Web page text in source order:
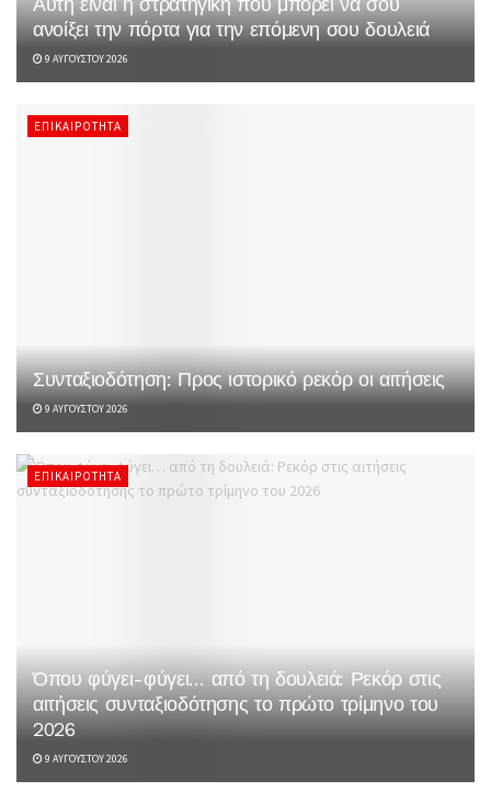
ανοίξει την πόρτα για την επόμενη σου δουλειά
9 ΑΥΓΟΎΣΤΟΥ 2026
ΕΠΙΚΑΙΡΌΤΗΤΑ
Συνταξιοδότηση: Προς ιστορικό ρεκόρ οι αιτήσεις
9 ΑΥΓΟΎΣΤΟΥ 2026
ΕΠΙΚΑΙΡΌΤΗΤΑ
Όπου φύγει-φύγει… από τη δουλειά: Ρεκόρ στις
αιτήσεις συνταξιοδότησης το πρώτο τρίμηνο του
2026
9 ΑΥΓΟΎΣΤΟΥ 2026